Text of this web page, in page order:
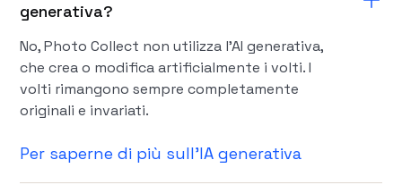
generativa?
No, Photo Collect non utilizza l'AI generativa,
che crea o modifica artificialmente i volti. I
volti rimangono sempre completamente
originali e invariati.
Per saperne di più sull'IA generativa